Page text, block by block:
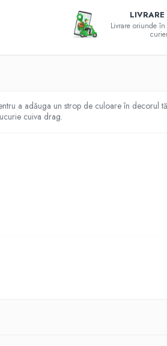
Livrare oriunde
a adăuga un strop de culoare în
cuiva drag.